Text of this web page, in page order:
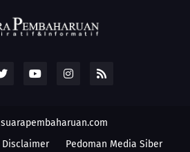
suarapembaharuan.com
Disclaimer Pedoman Media Siber